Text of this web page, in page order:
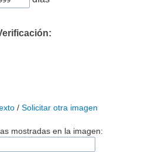
/ Solicitar otra imagen
mostradas en la imagen: